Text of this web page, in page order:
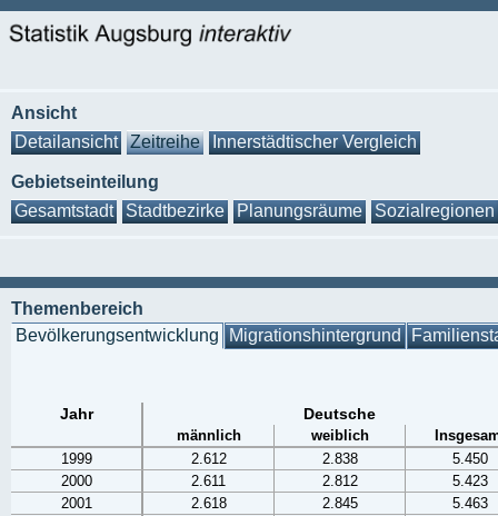
Ansicht
Detailansicht
Zeitreihe Innerstädtischer Vergleich
Gebietseinteilung
Gesamtstadt
Stadtbezirke Planungsräume Sozialregionen
Themenbereich
Bevölkerungsentwicklung Migrationshintergrund
Jahr Deutsche
männlich weiblich
1999
2.612 2.838
5.450
2000
2.611 2.812
5.423
2001
2.618 2.845
5.463